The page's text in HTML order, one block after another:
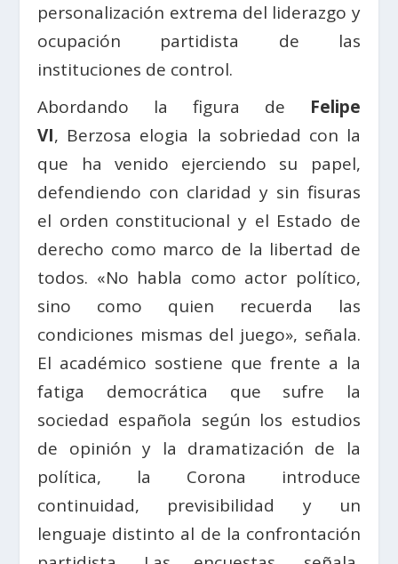
personalización extrema del liderazgo y
ocupación partidista de las
instituciones de control.
Abordando la figura de Felipe
VI, Berzosa elogia la sobriedad con la
que ha venido ejerciendo su papel,
defendiendo con claridad y sin fisuras
el orden constitucional y el Estado de
derecho como marco de la libertad de
todos. «No habla como actor político,
sino como quien recuerda las
condiciones mismas del juego», señala.
El académico sostiene que frente a la
fatiga democrática que sufre la
sociedad española según los estudios
de opinión y la dramatización de la
política, la Corona introduce
continuidad, previsibilidad y un
lenguaje distinto al de la confrontación